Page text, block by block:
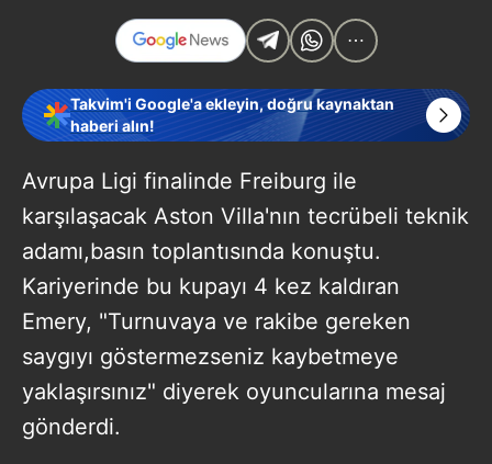
Takvim'i Google'a ekleyin, doğru kaynaktan
haberi alın!
Avrupa Ligi finalinde Freiburg ile
karşılaşacak Aston Villa'nın tecrübeli teknik
adamı,basın toplantısında konuştu.
Kariyerinde bu kupayı 4 kez kaldıran
Emery, "Turnuvaya ve rakibe gereken
saygıyı göstermezseniz kaybetmeye
yaklaşırsınız" diyerek oyuncularına mesaj
gönderdi.